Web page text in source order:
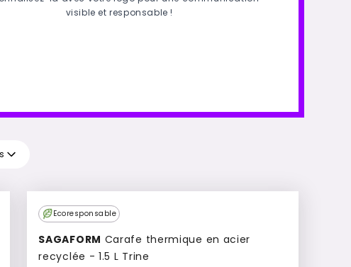
visible et responsable !
Ecoresponsable
SAGAFORM
recyclée - 1.5 L Trine